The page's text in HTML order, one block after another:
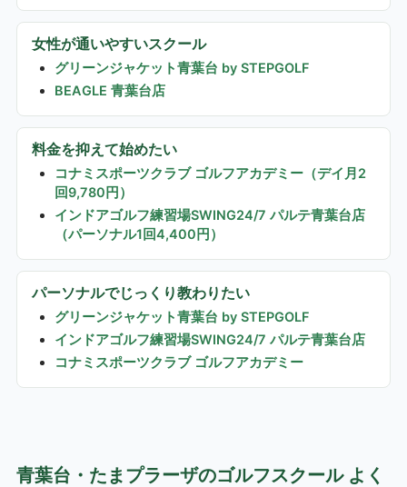
女性が通いやすいスクール
グリーンジャケット青葉台 by STEPGOLF
BEAGLE 青葉台店
料金を抑えて始めたい
コナミスポーツクラブ ゴルフアカデミー（デイ月2
回9,780円）
インドアゴルフ練習場SWING24/7 パルテ青葉台店
（パーソナル1回4,400円）
パーソナルでじっくり教わりたい
グリーンジャケット青葉台 by STEPGOLF
インドアゴルフ練習場SWING24/7 パルテ青葉台店
コナミスポーツクラブ ゴルフアカデミー
青葉台・たまプラーザのゴルフスクール よく